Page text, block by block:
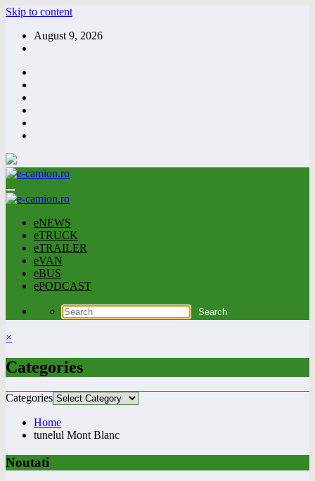
Skip to content
August 9, 2026
eNEWS
eTRUCK
eTRAILER
eVAN
eBUS
ePODCAST
×
Categories
Categories
Home
tunelul Mont Blanc
Noutati